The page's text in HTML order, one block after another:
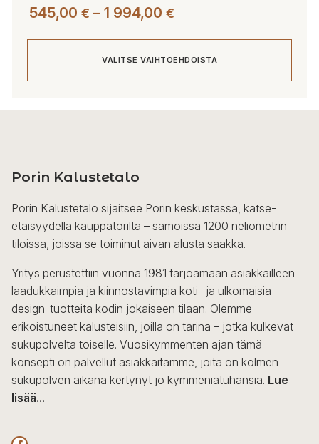
545,00 € – 1 994,00 €
1
994,00 €
VALITSE VAIHTOEHDOISTA
muunnelma.
tehdä
valinnat
tuotteen
sivulla.
Porin Kalustetalo
Porin Kalustetalo sijaitsee Porin keskustassa, katse-
etäisyydellä kauppatorilta – samoissa 1200 neliömetrin
tiloissa, joissa se toiminut aivan alusta saakka.
Yritys perustettiin vuonna 1981 tarjoamaan asiakkailleen
laadukkaimpia ja kiinnostavimpia koti- ja ulkomaisia
design-tuotteita kodin jokaiseen tilaan. Olemme
erikoistuneet kalusteisiin, joilla on tarina – jotka kulkevat
sukupolvelta toiselle. Vuosikymmenten ajan tämä
konsepti on palvellut asiakkaitamme, joita on kolmen
sukupolven aikana kertynyt jo kymmeniätuhansia. Lue
lisää...